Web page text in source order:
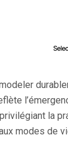
la
modes de